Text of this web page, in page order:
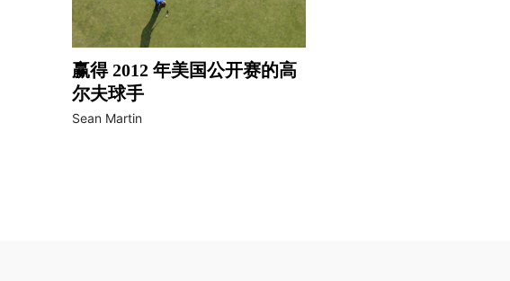
赢得 2012 年美国公开赛的高
尔夫球手
Sean Martin